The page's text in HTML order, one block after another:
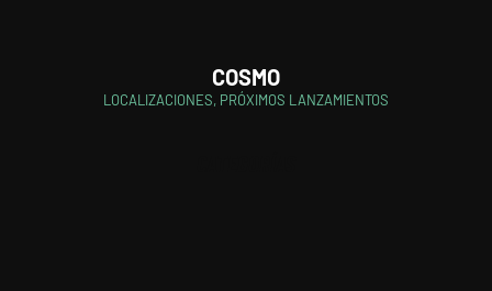
COSMO
LOCALIZACIONES, PRÓXIMOS LANZAMIENTOS